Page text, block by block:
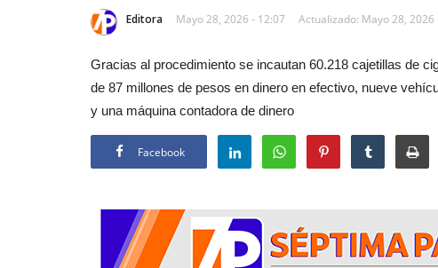
Editora Mayo 28, 2026 - 12:07 Actualizado: Mayo 28, 2026
Gracias al procedimiento se incautan 60.218 cajetillas de
de 87 millones de pesos en dinero en efectivo, nueve
y una máquina contadora de dinero
Facebook